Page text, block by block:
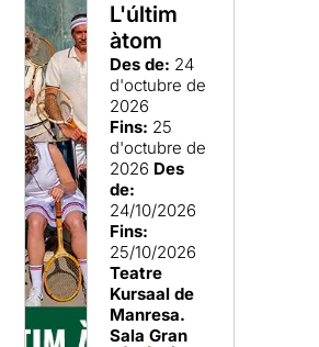
L'últim
àtom
Des de: 24
d'octubre de
2026
Fins: 25
d'octubre de
2026 Des
de:
24/10/2026
Fins:
25/10/2026
Teatre
Kursaal de
Manresa.
Sala Gran